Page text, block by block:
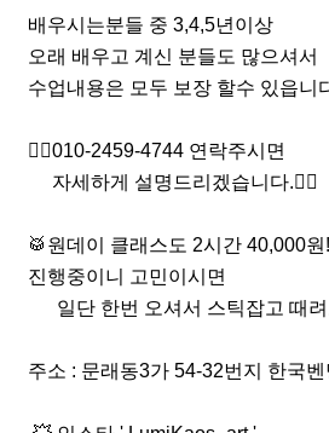
배우시는분들 중 3,4,5년이상
오래 배우고 계신 분들도 많으셔서
수업내용은 모두 보장 할수 있읍니
🙋‍♂️010-2459-4744 연락주시면
🥁원데이 클래스도 2시간 40,000원
진행중이니 고민이시면
주소 : 문래동3가 54-32번지 한국